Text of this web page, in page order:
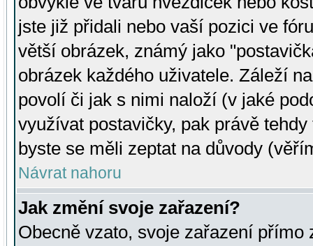
jste již přidali nebo vaší pozici ve
větší obrázek, známý jako
obrázek každého uživatele. Záleží
povolí či jak s nimi naloží (v jaké
využívat postavičky, pak právě
byste se měli zeptat na důvody
Návrat nahoru
Jak změní svoje zařazení?
Obecně vzato, svoje zařazení přímo